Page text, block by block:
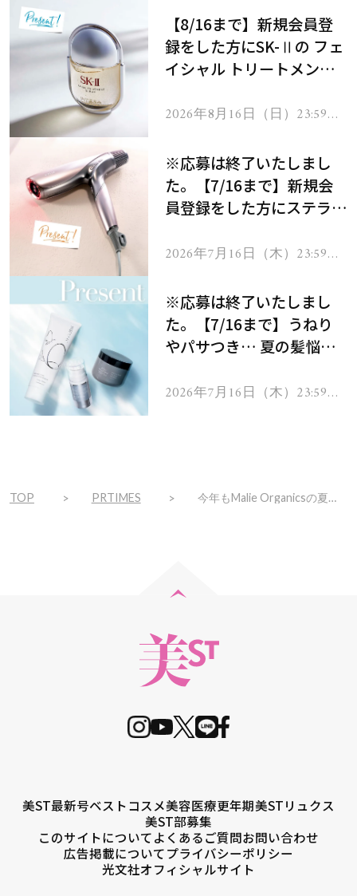
【8/16まで】新規会員登
録をした方にSK-Ⅱの フェ
イシャル トリートメント
2026年8月16日（日）23:59ま
※応募は終了いたしまし
た。【7/16まで】新規会
員登録をした方にステラボ
ヘアドライヤー ジュエル
2026年7月16日（木）23:59ま
※応募は終了いたしまし
た。【7/16まで】うねり
やパサつき… 夏の髪悩み
ムを13名様にプレゼン
2026年7月16日（木）23:59ま
TOP PRTIMES 今年もMalie Organicsの夏がやってきた！ハワイフェア総力特集2025！
美ST最新号ベストコスメ美容医療更年期美STリュクス
美ST部募集
このサイトについてよくあるご質問お問い合わせ
広告掲載についてプライバシーポリシー
光文社オフィシャルサイト